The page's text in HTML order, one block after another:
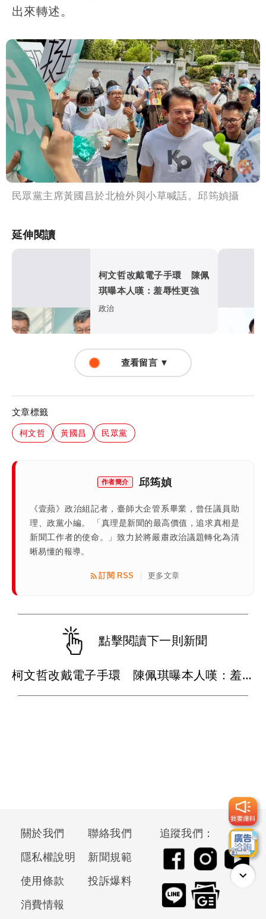
出來轉述。
民眾黨主席黃國昌於北檢外與小草喊話。邱筠媜攝
延伸閱讀
柯文哲改戴電子手環 陳佩
琪曝本人嘆：羞辱性更強
政治
查看留言 ▼
文章標籤
柯文哲 黃國昌 民眾黨
作者簡介 邱筠媜
《壹蘋》政治組記者，臺師大企管系畢業，曾任議員助
理、政黨小編。 「真理是新聞的最高價值，追求真相是
新聞工作者的使命。」致力於將嚴肅政治議題轉化為清
晰易懂的報導。
訂閱 RSS 更多文章
點擊閱讀下一則新聞
柯文哲改戴電子手環 陳佩琪曝本人嘆：羞辱性更強
關於我們
聯絡我們
隱私權說明
新聞規範
使用條款
投訴爆料
消費情報
追蹤我們：